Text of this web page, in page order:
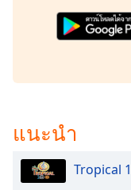
Background
Opacity
Caption
Area
Background
Color
แนะนำ
Tropical